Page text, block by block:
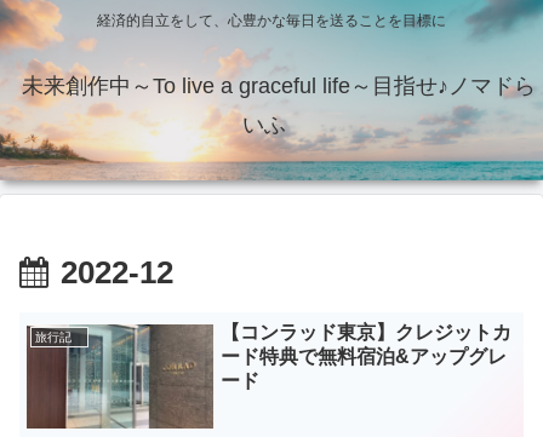
経済的自立をして、心豊かな毎日を送ることを目標に
未来創作中～To live a graceful life～目指せ♪ノマドら
いふ
2022-12
旅行記
【コンラッド東京】クレジットカ
ード特典で無料宿泊&アップグレ
ード